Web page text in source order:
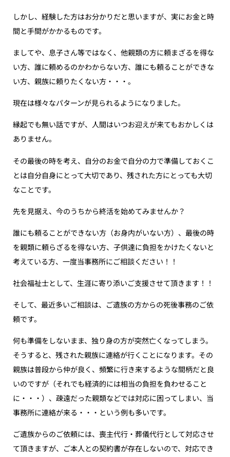
しかし、経験した方はお分かりだと思いますが、実にお金と時
間と手間がかかるものです。
ましてや、息子さん等ではなく、他親類の方に頼まざるを得な
い方、誰に頼めるのかわからない方、誰にも頼ることができな
い方、親族に頼りたくない方・・・。
現在は様々なパターンが見られるようになりました。
縁起でも無い話ですが、人間はいつお迎えが来てもおかしくは
ありません。
その最後の時を考え、自分のお金で自分の力で準備しておくこ
とは自分自身にとって大切であり、残された方にとっても大切
なことです。
先を見据え、今のうちから終活を始めてみませんか？
誰にも頼ることができない方（お身内がいない方）、最後の時
を親類に頼らざるを得ない方、子供達に負担をかけたくないと
考えている方、一度当事務所にご相談ください！！
社会福祉士として、生涯に寄り添いご支援させて頂きます！！
そして、最近多いご相談は、ご遺族の方からの死後事務のご依
頼です。
何も準備をしないまま、独り身の方が突然亡くなってしまう。
そうすると、残された親族に連絡が行くことになります。その
親族は普段から仲が良く、頻繁に行き来するような間柄だと良
いのですが（それでも経済的には相当の負担を負わせること
に・・・）、疎遠だった親類などでは対応に困ってしまい、当
事務所に連絡が来る・・・という例も多いです。
ご遺族からのご依頼には、喪主代行・葬儀代行として対応させ
て頂きますが、ご本人との契約書が存在しないので、対応でき